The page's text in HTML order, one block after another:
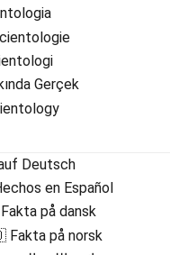
Gerçek
Deutsch
en Español
på dansk
på norsk